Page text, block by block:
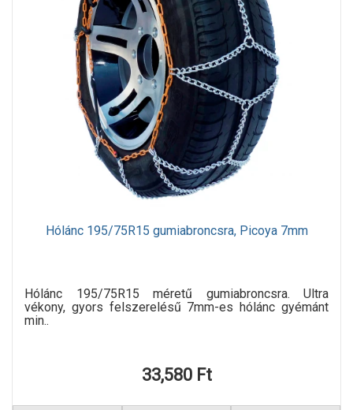
Hólánc 195/75R15 gumiabroncsra, Picoya 7mm
Hólánc 195/75R15 méretű gumiabroncsra. Ultra
vékony, gyors felszerelésű 7mm-es hólánc gyémánt
min..
33,580 Ft